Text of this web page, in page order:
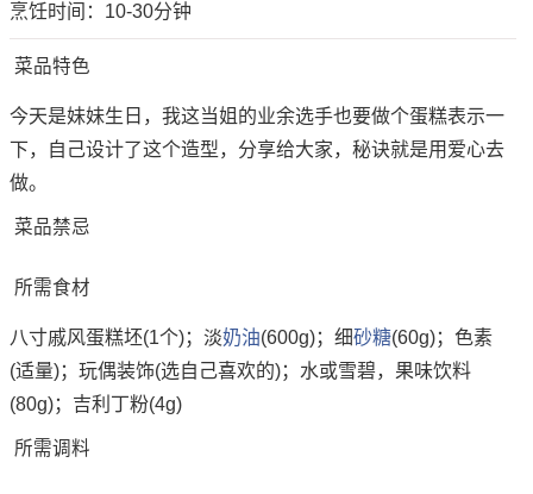
烹饪时间：10-30分钟
菜品特色
今天是妹妹生日，我这当姐的业余选手也要做个蛋糕表示一
下，自己设计了这个造型，分享给大家，秘诀就是用爱心去
做。
菜品禁忌
所需食材
八寸戚风蛋糕坯(1个)；淡奶油(600g)；细砂糖(60g)；色素
(适量)；玩偶装饰(选自己喜欢的)；水或雪碧，果味饮料
(80g)；吉利丁粉(4g)
所需调料